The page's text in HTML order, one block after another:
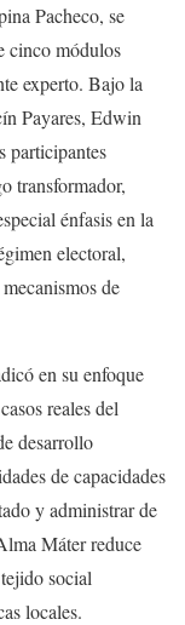
Pacheco, se
cinco módulos
experto. Bajo la
Payares, Edwin
participantes
transformador,
énfasis en la
electoral,
de
en su enfoque
reales del
desarrollo
de capacidades
y administrar de
Máter reduce
social
locales.